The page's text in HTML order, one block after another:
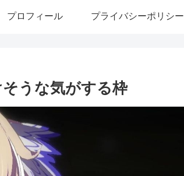
プロフィール プライバシーポリシー
うな気がする枠